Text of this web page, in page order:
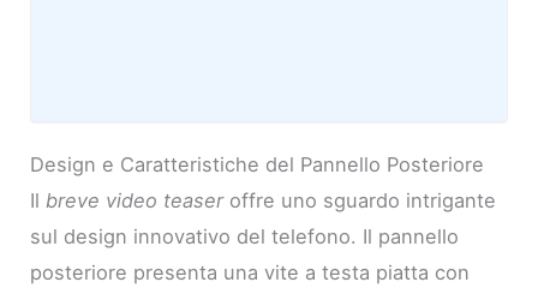
Design e Caratteristiche del Pannello Posteriore
Il breve video teaseroffre uno sguardo intrigante
sul design innovativo del telefono. Il pannello
posteriore presenta una vite a testa piatta con